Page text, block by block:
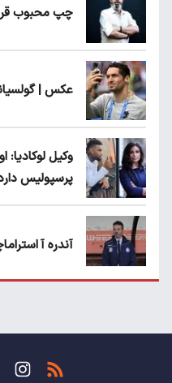
چپ محبوب
عکس |
وکیل
پرسپولیس
آندره آ
حسن روی هوا!